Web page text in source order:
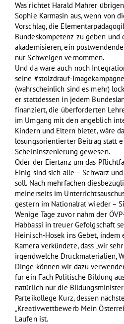
Was richtet Harald Mahrer
Sophie Karmasin aus, wenn von
Vorschlag, die
Bundeskompetenz zu geben und
akademisieren, ein
nur Schweigen vernommen.
Und da wäre auch noch
seine #stolzdrauf-
(wahrscheinlich sind es mehr)
er stattdessen in jedem
finanziert, die überforderten
im Umgang mit den angeblich
Kindern und Eltern bietet, wäre
lösungsorientierter Beitrag statt
Scheininszenierung gewesen.
Oder der Eiertanz um das
Einig sind sich alle – Schwarz
soll. Nach mehrfachen
meinerseits im
gestern im Nationalrat wieder –
Wenige Tage zuvor nahm der
Habbassi in treuer Gefolgschaft
Heinisch-Hosek ins Gebet,
Kamera verkündete, dass „wir
irgendwelche Druckmaterialien,
Dinge können wir dazu
für ein Fach Politische Bildung
natürlich nur die
Parteikollege Kurz, dessen
„Kreativwettbewerb Mein
Laufen ist.